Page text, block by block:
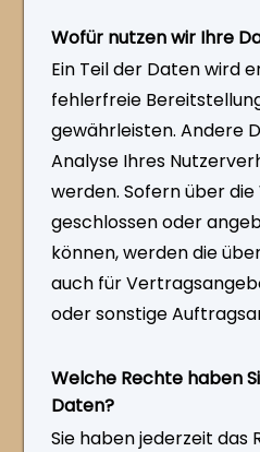
Wofür nutzen wir Ihre
Ein Teil der Daten wird
fehlerfreie
gewährleisten. Andere
Analyse Ihres
werden. Sofern über
geschlossen oder
können, werden die
auch für
oder sonstige
Welche Rechte haben
Daten?
Sie haben jederzeit das